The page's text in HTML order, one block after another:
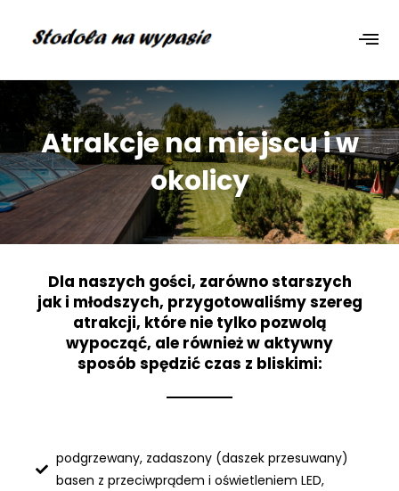
Atrakcje na miejscu i w
okolicy
Dla naszych gości, zarówno starszych
jak i młodszych, przygotowaliśmy szereg
atrakcji, które nie tylko pozwolą
wypocząć, ale również w aktywny
sposób spędzić czas z bliskimi:
podgrzewany, zadaszony (daszek przesuwany)
basen z przeciwprądem i oświetleniem LED,